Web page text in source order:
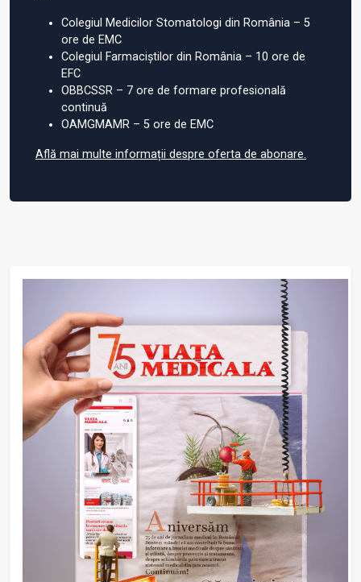
Colegiul Medicilor Stomatologi din România – 5
ore de EMC
Colegiul Farmaciștilor din România – 10 ore de
EFC
OBBCSSR – 7 ore de formare profesională
continuă
OAMGMAMR – 5 ore de EMC
Află mai multe informații despre oferta de abonare.